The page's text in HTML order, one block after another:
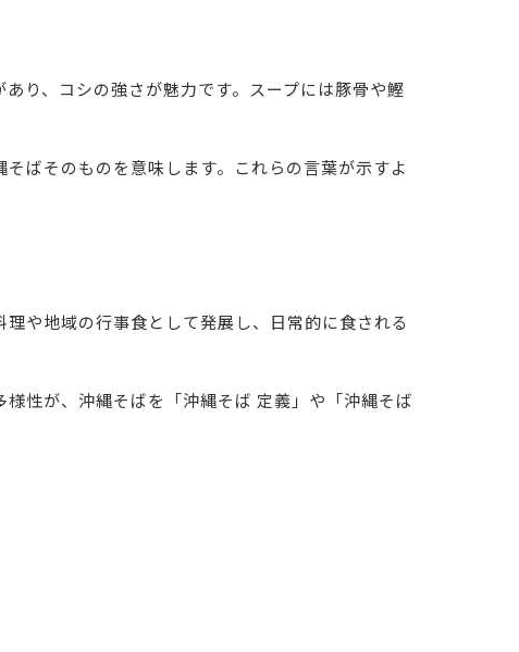
り、コシの強さが魅力です。スープには豚骨や鰹
ばそのものを意味します。これらの言葉が示すよ
や地域の行事食として発展し、日常的に食される
性が、沖縄そばを「沖縄そば 定義」や「沖縄そば